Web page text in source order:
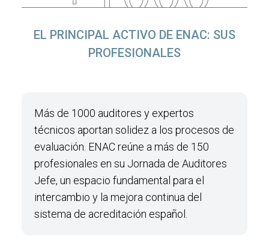
EL PRINCIPAL ACTIVO DE ENAC: SUS
PROFESIONALES
Más de 1000 auditores y expertos
técnicos aportan solidez a los procesos de
evaluación. ENAC reúne a más de 150
profesionales en su Jornada de Auditores
Jefe, un espacio fundamental para el
intercambio y la mejora continua del
sistema de acreditación español.